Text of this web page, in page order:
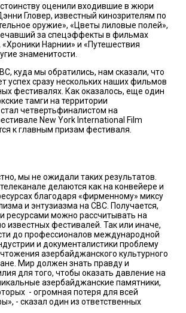
оценили входившие в жюри
Гловер, известный кинозрителям по
оружие», «Цветы лиловые полей»,
за спецэффекты в фильмах
Нарнии» и «Путешествия
знаменитости.
куда мы обратились, нам сказали, что
успех сразу нескольких наших фильмов
фестивалях. Как оказалось, еще один
тамги на территории
четвертьфиналистом на
New York International Film
к главным призам фестиваля.
мы не ожидали таких результатов.
делаются как на конвейере и
благодаря «фирменному» миксу
и энтузиазма на СВС. Получается,
ресурсами можно рассчитывать на
известных фестивалей. Так или иначе,
до профессионалов международной
и документалистики проблему
азербайджанского культурного
Мир должен знать правду и
для того, чтобы оказать давление на
азербайджанские памятники,
- огромная потеря для всей
- сказал один из ответственных